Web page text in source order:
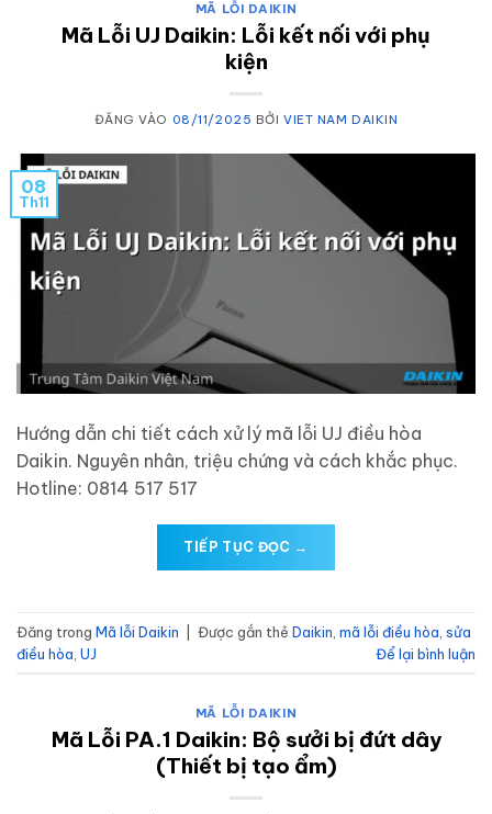
MÃ LỖI DAIKIN
Mã Lỗi UJ Daikin: Lỗi kết nối với phụ
kiện
ĐĂNG VÀO 08/11/2025 BỞIVIET NAM DAIKIN
08
Th11
Hướng dẫn chi tiết cách xử lý mã lỗi UJ điều hòa
Daikin. Nguyên nhân, triệu chứng và cách khắc phục.
Hotline: 0814 517 517
TIẾP TỤC ĐỌC →
Đăng trong Mã lỗi Daikin Được gắn thẻ Daikin mã lỗi điều hòa sửa
điều hòa UJ Để lại bình luận
MÃ LỖI DAIKIN
Mã Lỗi PA.1 Daikin: Bộ sưởi bị đứt dây
(Thiết bị tạo ẩm)